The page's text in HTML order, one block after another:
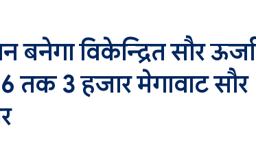
विकेन्द्रित सौर ऊर्जा
तक 3 हजार मेगावाट सौर